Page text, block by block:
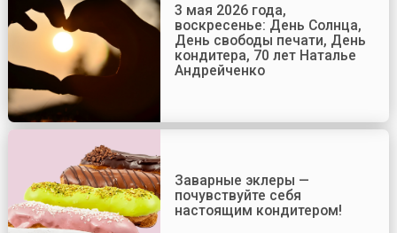
3 мая 2026 года,
воскресенье: День Солнца,
День свободы печати, День
кондитера, 70 лет Наталье
Андрейченко
Заварные эклеры —
почувствуйте себя
настоящим кондитером!